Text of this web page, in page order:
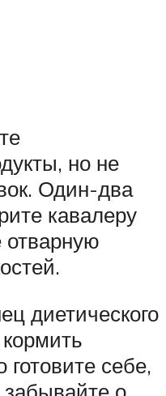
но не
Один-два
кавалеру
отварную
диетического
себе,